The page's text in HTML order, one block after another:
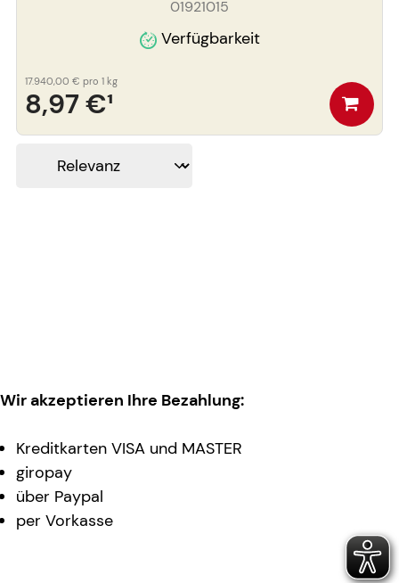
01921015
Verfügbarkeit
8,97 €¹
17.940,00 € pro 1 kg
Wir akzeptieren Ihre Bezahlung:
Kreditkarten VISA und MASTER
giropay
über Paypal
per Vorkasse